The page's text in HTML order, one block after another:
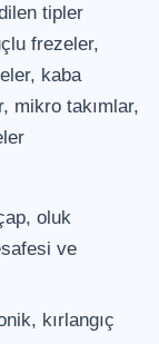
tipler
frezeler,
kaba
mikro takımlar,
oluk
ve
kırlangıç